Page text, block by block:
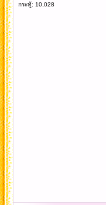
กระทู้: 10,028